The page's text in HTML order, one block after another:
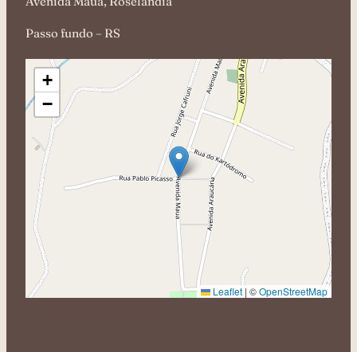
Passo fundo – RS
+
−
Leaflet | ©OpenStreetMap